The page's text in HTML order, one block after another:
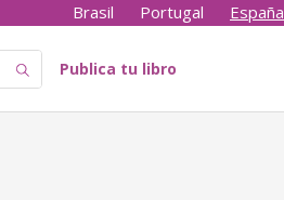
Brasil Portugal España
Publica tu libro